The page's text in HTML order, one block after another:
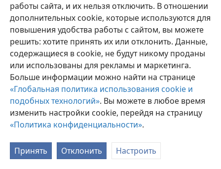
работы сайта, и их нельзя отключить. В отношении
дополнительных cookie, которые используются для
повышения удобства работы с сайтом, вы можете
решить: хотите принять их или отклонить. Данные,
содержащиеся в cookie, не будут никому проданы
или использованы для рекламы и маркетинга.
Больше информации можно найти на странице
«Глобальная политика использования cookie и
подобных технологий». Вы можете в любое время
изменить настройки cookie, перейдя на страницу
«Политика конфиденциальности».
Принять Отклонить Настроить
Егьырҭ рзышьҭра
Copyright© 2026 Watch Tower Bible and Tract Society of Pennsylvania
Ахархәаразы аԥҟарақәа
Амаӡара аполитика
Амаӡара архиарақәа
JW.ORG Аҭалара